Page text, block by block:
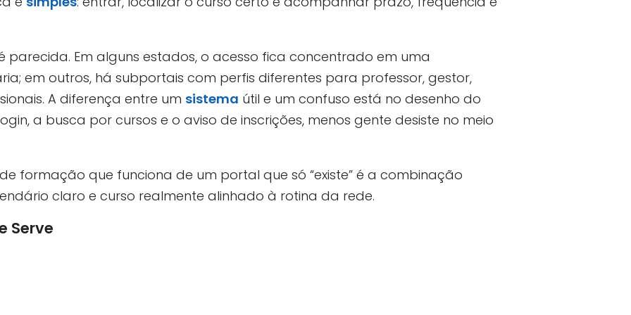
parecida. Em alguns estados, o acesso fica concentrado em uma
em outros, há subportais com perfis diferentes para professor, gestor,
A diferença entre um sistema útil e um confuso está no desenho do
a busca por cursos e o aviso de inscrições, menos gente desiste no meio
formação que funciona de um portal que só “existe” é a combinação
claro e curso realmente alinhado à rotina da rede.
Serve